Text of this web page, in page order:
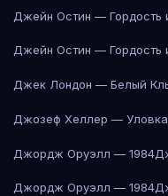
Джейн Остин — Гордость
Джейн Остин — Гордость
Джек Лондон — Белый
Джозеф Хеллер —
Джордж Оруэлл — 1984
Джордж Оруэлл — 1984